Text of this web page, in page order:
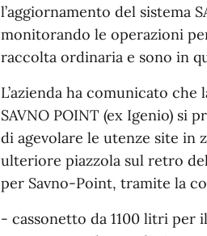
l’aggiornamento del sistema
monitorando le operazioni
raccolta ordinaria e sono in
L’azienda ha comunicato
SAVNO POINT (ex Igenio) si
di agevolare le utenze site in
ulteriore piazzola sul retro
per Savno-Point, tramite la
- cassonetto da 1100 litri per